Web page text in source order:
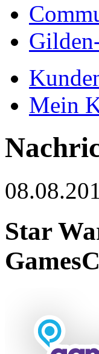
Mein
Star